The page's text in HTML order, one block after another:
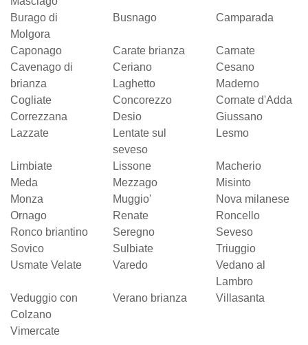
Burago di
Molgora
Busnago Camparada
Caponago Carate brianza
Carnate
Cavenago di
brianza
Ceriano
Laghetto
Cesano
Maderno
Cogliate
Concorezzo
Cornate d'Adda
Correzzana
Desio
Giussano
Lazzate
Lentate sul
seveso
Lesmo
Limbiate Lissone
Macherio
Meda
Mezzago
Misinto
Monza
Muggio'
Nova milanese
Ornago
Renate
Roncello
Ronco briantino
Seregno
Seveso
Sovico
Sulbiate
Triuggio
Usmate Velate
Varedo
Vedano al
Lambro
Veduggio con
Colzano
Verano brianza Villasanta
Vimercate